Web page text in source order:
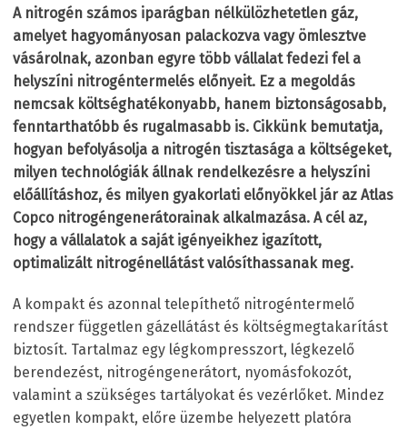
A nitrogén számos iparágban nélkülözhetetlen gáz,
amelyet hagyományosan palackozva vagy ömlesztve
vásárolnak, azonban egyre több vállalat fedezi fel a
helyszíni nitrogéntermelés előnyeit. Ez a megoldás
nemcsak költséghatékonyabb, hanem biztonságosabb,
fenntarthatóbb és rugalmasabb is. Cikkünk bemutatja,
hogyan befolyásolja a nitrogén tisztasága a költségeket,
milyen technológiák állnak rendelkezésre a helyszíni
előállításhoz, és milyen gyakorlati előnyökkel jár az Atlas
Copco nitrogéngenerátorainak alkalmazása. A cél az,
hogy a vállalatok a saját igényeikhez igazított,
optimalizált nitrogénellátást valósíthassanak meg.
A kompakt és azonnal telepíthető nitrogéntermelő
rendszer független gázellátást és költségmegtakarítást
biztosít. Tartalmaz egy légkompresszort, légkezelő
berendezést, nitrogéngenerátort, nyomásfokozót,
valamint a szükséges tartályokat és vezérlőket. Mindez
egyetlen kompakt, előre üzembe helyezett platóra